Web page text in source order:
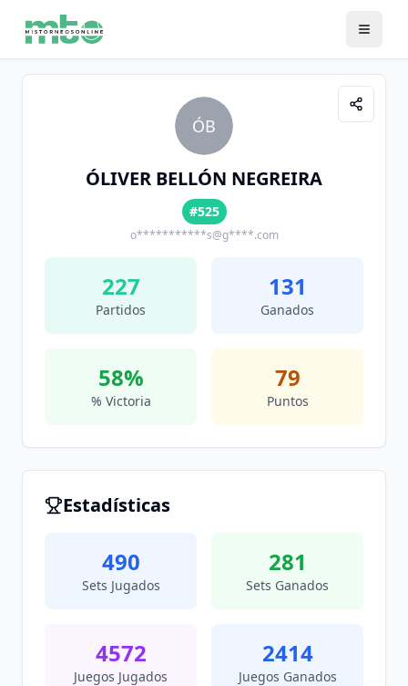
ÓB
ÓLIVER BELLÓN NEGREIRA
#525
o***********s@g****.com
227
Partidos
131
Ganados
58%
% Victoria
79
Puntos
Estadísticas
490
Sets Jugados
281
Sets Ganados
4572
Juegos Jugados
2414
Juegos Ganados